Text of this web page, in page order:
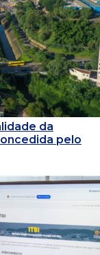
da
pelo